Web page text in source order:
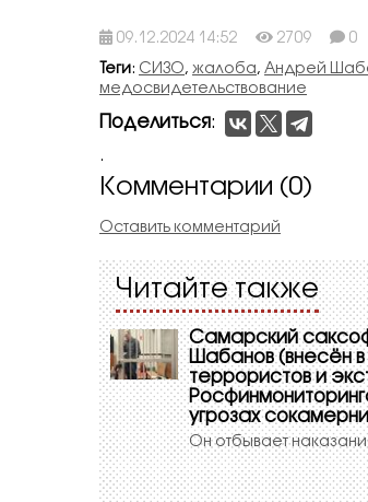
09.12.2024 14:52 2709 0
Теги: СИЗО, жалоба, Андрей
медосвидетельствование
Поделиться :
.
Комментарии (0)
Оставить комментарий
Читайте также
Самарский
Шабанов (внесён
террористов и
угрозах
Он отбывает